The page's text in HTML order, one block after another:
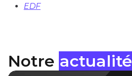
EDF
Notre actualité